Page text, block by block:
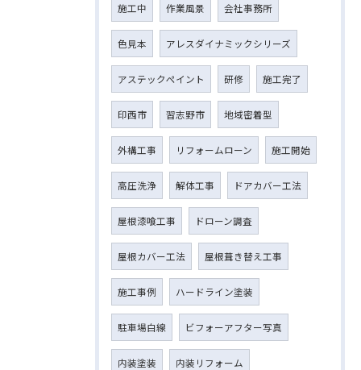
施工中 作業風景 会社事務所
色見本 アレスダイナミックシリーズ
アステックペイント 研修 施工完了
印西市 習志野市 地域密着型
外構工事 リフォームローン 施工開始
高圧洗浄 解体工事 ドアカバー工法
屋根漆喰工事 ドローン調査
屋根カバー工法 屋根葺き替え工事
施工事例 ハードライン塗装
駐車場白線 ビフォーアフター写真
内装塗装 内装リフォーム